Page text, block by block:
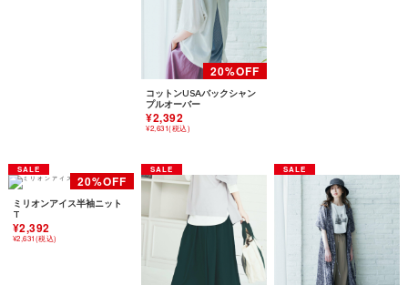
コットンUSAバックシャン
プルオーバー
¥2,392
¥2,631(税込)
ミリオンアイス半袖ニット
T
¥2,392
¥2,631(税込)